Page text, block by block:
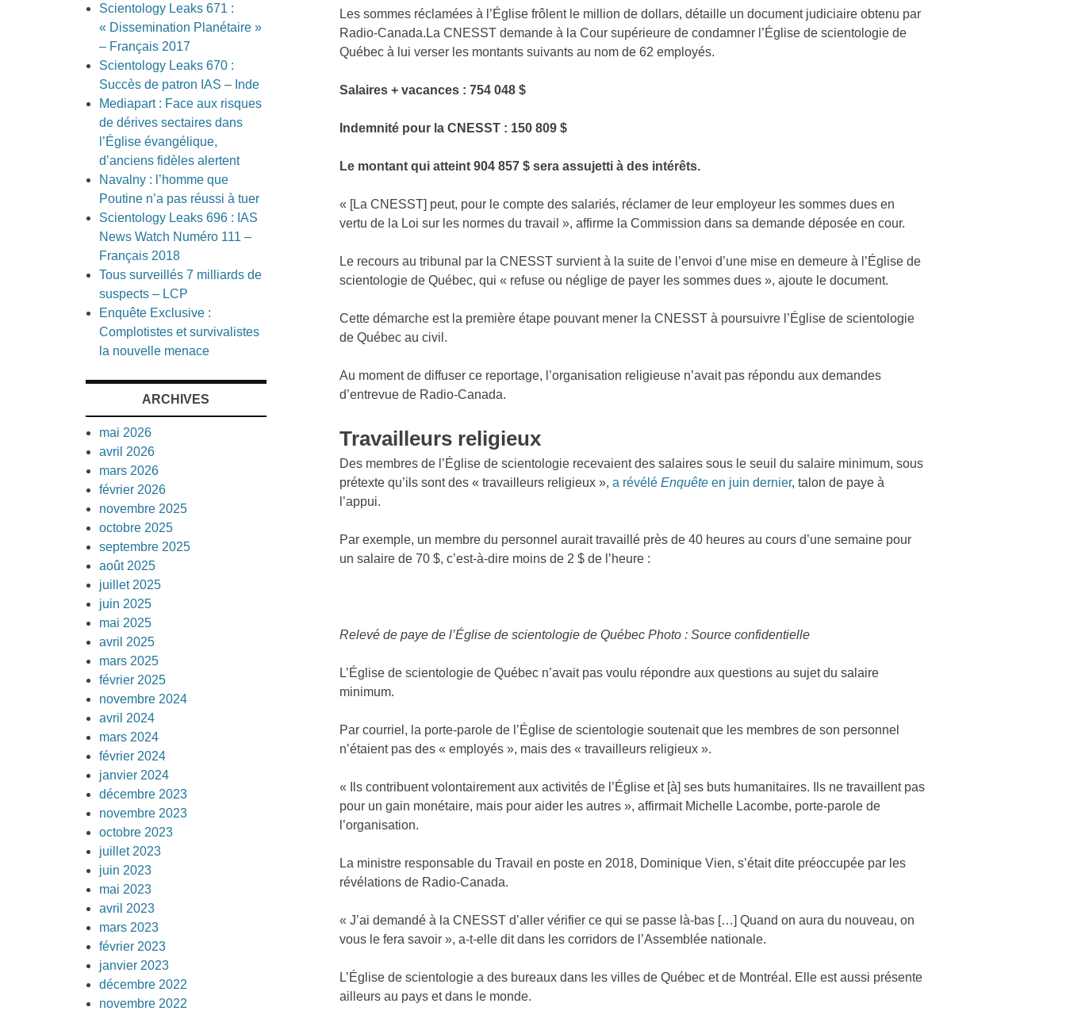
Les sommes réclamées à l’Église frôlent le million de dollars, détaille un document judiciaire obtenu par
Radio-Canada.La CNESST demande à la Cour supérieure de condamner l’Église de scientologie de
Québec à lui verser les montants suivants au nom de 62 employés.
Salaires + vacances : 754 048 $
Indemnité pour la CNESST : 150 809 $
Le montant qui atteint 904 857 $ sera assujetti à des intérêts.
« [La CNESST] peut, pour le compte des salariés, réclamer de leur employeur les sommes dues en
vertu de la Loi sur les normes du travail », affirme la Commission dans sa demande déposée en cour.
Le recours au tribunal par la CNESST survient à la suite de l’envoi d’une mise en demeure à l’Église de
scientologie de Québec, qui « refuse ou néglige de payer les sommes dues », ajoute le document.
Cette démarche est la première étape pouvant mener la CNESST à poursuivre l’Église de scientologie
de Québec au civil.
Au moment de diffuser ce reportage, l’organisation religieuse n’avait pas répondu aux demandes
d’entrevue de Radio-Canada.
Travailleurs religieux
Des membres de l’Église de scientologie recevaient des salaires sous le seuil du salaire minimum, sous
prétexte qu’ils sont des « travailleurs religieux »,a révéléEnquête en juin dernier, talon de paye à
l’appui.
Par exemple, un membre du personnel aurait travaillé près de 40 heures au cours d’une semaine pour
un salaire de 70 $, c’est-à-dire moins de 2 $ de l’heure :
Relevé de paye de l’Église de scientologie de Québec Photo : Source confidentielle
L’Église de scientologie de Québec n’avait pas voulu répondre aux questions au sujet du salaire
minimum.
Par courriel, la porte-parole de l’Église de scientologie soutenait que les membres de son personnel
n’étaient pas des « employés », mais des « travailleurs religieux ».
« Ils contribuent volontairement aux activités de l’Église et [à] ses buts humanitaires. Ils ne travaillent pas
pour un gain monétaire, mais pour aider les autres », affirmait Michelle Lacombe, porte-parole de
l’organisation.
La ministre responsable du Travail en poste en 2018, Dominique Vien, s’était dite préoccupée par les
révélations de Radio-Canada.
« J’ai demandé à la CNESST d’aller vérifier ce qui se passe là-bas […] Quand on aura du nouveau, on
vous le fera savoir », a-t-elle dit dans les corridors de l’Assemblée nationale.
L’Église de scientologie a des bureaux dans les villes de Québec et de Montréal. Elle est aussi présente
ailleurs au pays et dans le monde.
Scientology Leaks 671 :
« Dissemination Planétaire »
– Français 2017
Scientology Leaks 670 :
Succès de patron IAS – Inde
Mediapart : Face aux risques
de dérives sectaires dans
l’Église évangélique,
d’anciens fidèles alertent
Navalny : l’homme que
Poutine n’a pas réussi à tuer
Scientology Leaks 696 : IAS
News Watch Numéro 111 –
Français 2018
Tous surveillés 7 milliards de
suspects – LCP
Enquête Exclusive :
Complotistes et survivalistes
la nouvelle menace
ARCHIVES
mai 2026
avril 2026
mars 2026
février 2026
novembre 2025
octobre 2025
septembre 2025
août 2025
juillet 2025
juin 2025
mai 2025
avril 2025
mars 2025
février 2025
novembre 2024
avril 2024
mars 2024
février 2024
janvier 2024
décembre 2023
novembre 2023
octobre 2023
juillet 2023
juin 2023
mai 2023
avril 2023
mars 2023
février 2023
janvier 2023
décembre 2022
novembre 2022